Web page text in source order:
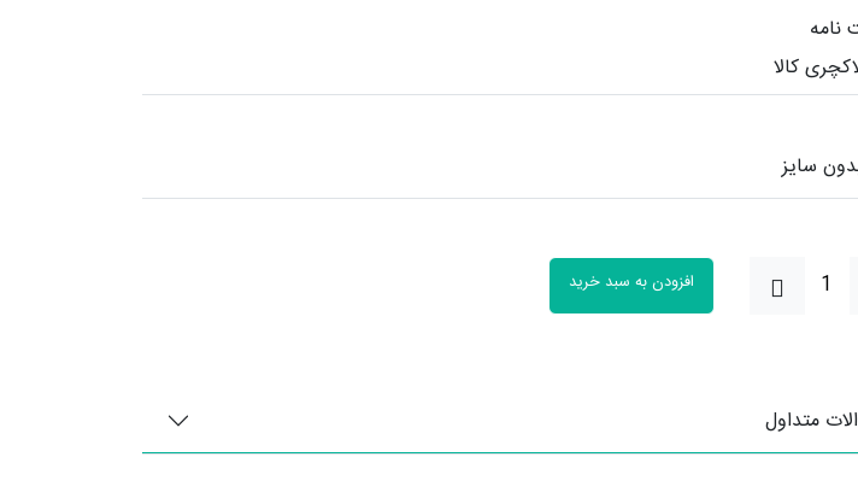
نامه
کالا
سایز
افزودن به سبد خرید
متداول